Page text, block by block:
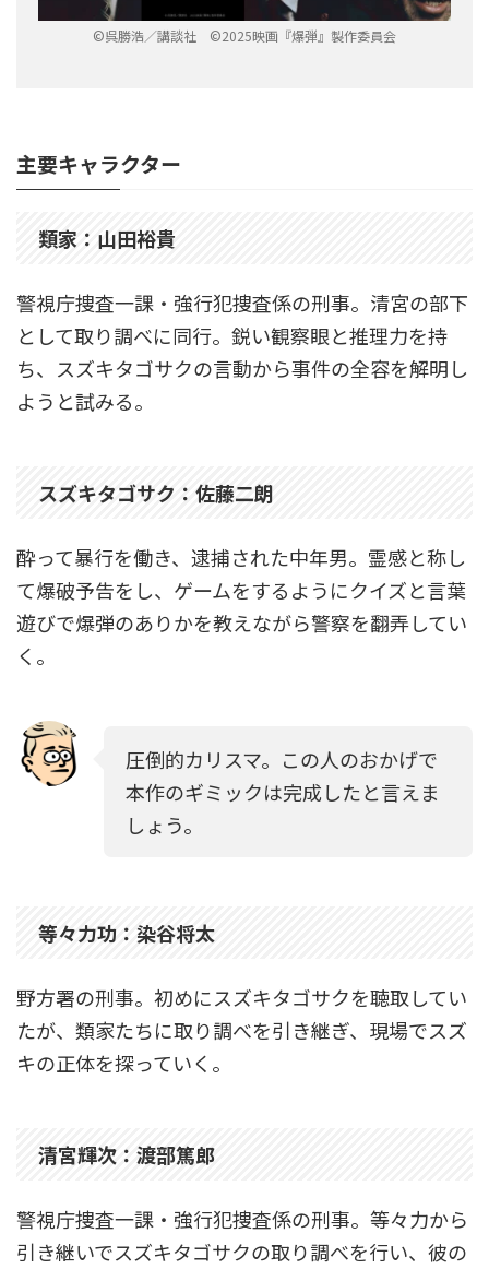
©呉勝浩／講談社 ©2025映画『爆弾』製作委員会
主要キャラクター
類家：山田裕貴
警視庁捜査一課・強行犯捜査係の刑事。清宮の部下
として取り調べに同行。鋭い観察眼と推理力を持
ち、スズキタゴサクの言動から事件の全容を解明し
ようと試みる。
スズキタゴサク：佐藤二朗
酔って暴行を働き、逮捕された中年男。霊感と称し
て爆破予告をし、ゲームをするようにクイズと言葉
遊びで爆弾のありかを教えながら警察を翻弄してい
く。
圧倒的カリスマ。この人のおかげで
本作のギミックは完成したと言えま
しょう。
等々力功：染谷将太
野方署の刑事。初めにスズキタゴサクを聴取してい
たが、類家たちに取り調べを引き継ぎ、現場でスズ
キの正体を探っていく。
清宮輝次：渡部篤郎
警視庁捜査一課・強行犯捜査係の刑事。等々力から
引き継いでスズキタゴサクの取り調べを行い、彼の